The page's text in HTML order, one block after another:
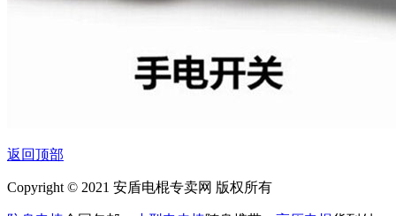
返回顶部
Copyright © 2021 安盾电棍专卖网 版权所有